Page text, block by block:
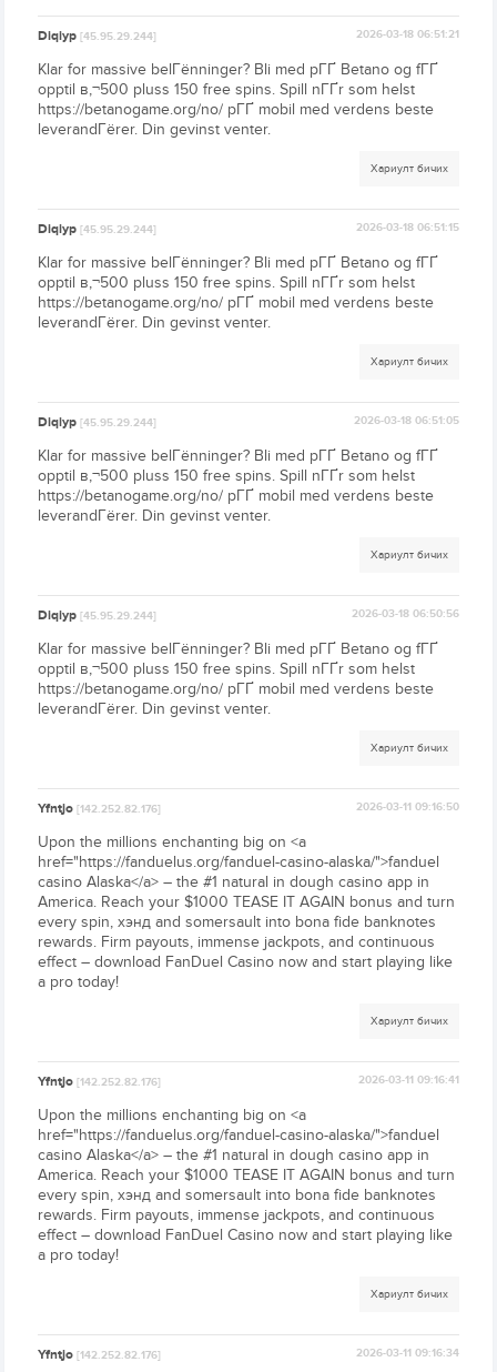
Diqiyp[45.95.29.244] 2026-03-18 06:51:21
Klar for massive belГёnninger? Bli med pГҐ Betano og fГҐ
opptil в‚¬500 pluss 150 free spins. Spill nГҐr som helst
https://betanogame.org/no/ pГҐ mobil med verdens beste
leverandГёrer. Din gevinst venter.
Хариулт бичих
Diqiyp[45.95.29.244] 2026-03-18 06:51:15
Klar for massive belГёnninger? Bli med pГҐ Betano og fГҐ
opptil в‚¬500 pluss 150 free spins. Spill nГҐr som helst
https://betanogame.org/no/ pГҐ mobil med verdens beste
leverandГёrer. Din gevinst venter.
Хариулт бичих
Diqiyp[45.95.29.244] 2026-03-18 06:51:05
Klar for massive belГёnninger? Bli med pГҐ Betano og fГҐ
opptil в‚¬500 pluss 150 free spins. Spill nГҐr som helst
https://betanogame.org/no/ pГҐ mobil med verdens beste
leverandГёrer. Din gevinst venter.
Хариулт бичих
Diqiyp[45.95.29.244] 2026-03-18 06:50:56
Klar for massive belГёnninger? Bli med pГҐ Betano og fГҐ
opptil в‚¬500 pluss 150 free spins. Spill nГҐr som helst
https://betanogame.org/no/ pГҐ mobil med verdens beste
leverandГёrer. Din gevinst venter.
Хариулт бичих
Yfntjo[142.252.82.176] 2026-03-11 09:16:50
Upon the millions enchanting big on <a
href="https://fanduelus.org/fanduel-casino-alaska/">fanduel
casino Alaska</a> – the #1 natural in dough casino app in
America. Reach your $1000 TEASE IT AGAIN bonus and turn
every spin, хэнд and somersault into bona fide banknotes
rewards. Firm payouts, immense jackpots, and continuous
effect – download FanDuel Casino now and start playing like
a pro today!
Хариулт бичих
Yfntjo[142.252.82.176] 2026-03-11 09:16:41
Upon the millions enchanting big on <a
href="https://fanduelus.org/fanduel-casino-alaska/">fanduel
casino Alaska</a> – the #1 natural in dough casino app in
America. Reach your $1000 TEASE IT AGAIN bonus and turn
every spin, хэнд and somersault into bona fide banknotes
rewards. Firm payouts, immense jackpots, and continuous
effect – download FanDuel Casino now and start playing like
a pro today!
Хариулт бичих
Yfntjo[142.252.82.176] 2026-03-11 09:16:34